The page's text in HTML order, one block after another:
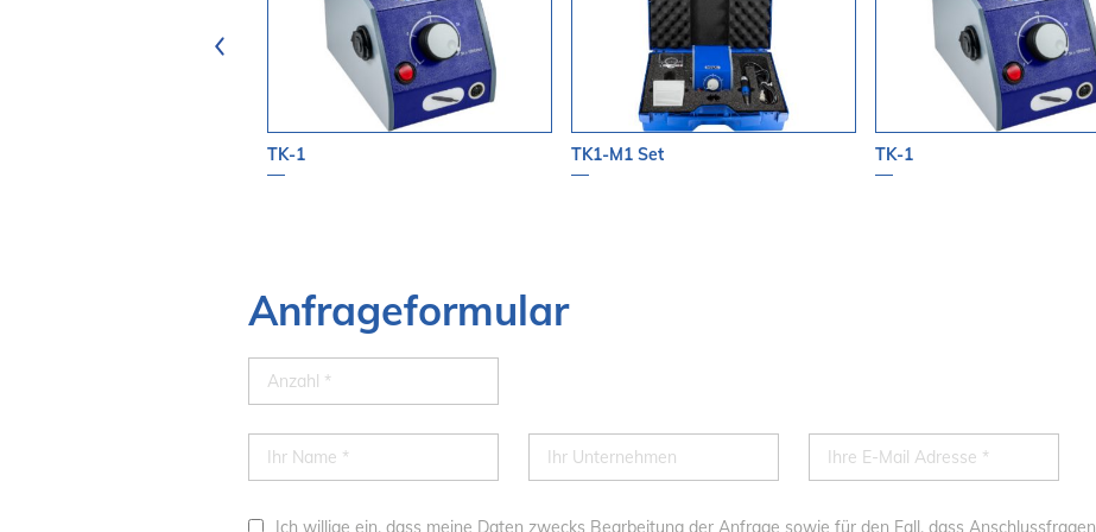
TK-1 TK1-M1 Set TK-1
Anfrageformular
Ich willige ein, dass meine Daten zwecks Bearbeitung der Anfrage sowie für den Fall, dass Anschlussfragen